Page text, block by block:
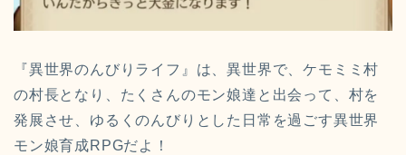
『異世界のんびりライフ』は、異世界で、ケモミミ村
の村長となり、たくさんのモン娘達と出会って、村を
発展させ、ゆるくのんびりとした日常を過ごす異世界
モン娘育成RPGだよ！